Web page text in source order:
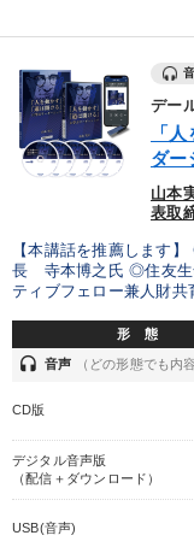
デー
「
ダー
山本
表取
【本講話を推薦します
長 寺本博之氏 ◎住友生
ティブフェロー兼人財
形 態
headset 音声 （どの形態でも内
CD版
デジタル音声版
（配信＋ダウンロード）
USB(音声)